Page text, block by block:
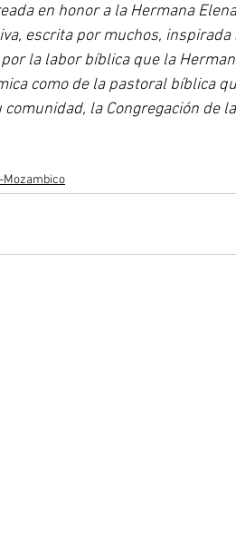
en honor a la Hermana
escrita por muchos,
la labor bíblica que la
como de la pastoral bíblica
comunidad, la Congregación de
Mozambico